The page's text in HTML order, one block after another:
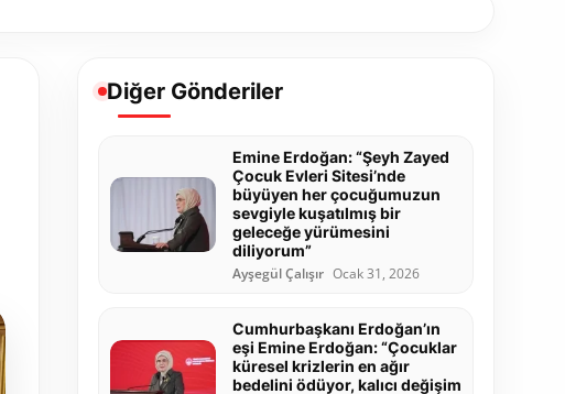
Diğer Gönderiler
Emine Erdoğan: “Şeyh Zayed
Çocuk Evleri Sitesi’nde
büyüyen her çocuğumuzun
sevgiyle kuşatılmış bir
geleceğe yürümesini
diliyorum”
Ayşegül Çalışır Ocak 31, 2026
Cumhurbaşkanı Erdoğan’ın
eşi Emine Erdoğan: “Çocuklar
küresel krizlerin en ağır
bedelini ödüyor, kalıcı değişim